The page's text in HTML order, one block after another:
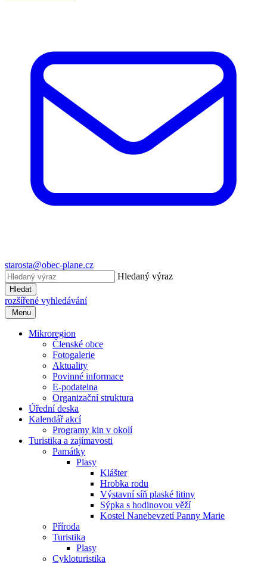
starosta@obec-plane.cz
Hledaný výraz
Hledat
rozšířené vyhledávání
Menu
Mikroregion
Členské obce
Fotogalerie
Aktuality
Povinné informace
E-podatelna
Organizační struktura
Úřední deska
Kalendář akcí
Programy kin v okolí
Turistika a zajímavosti
Památky
Plasy
Klášter
Hrobka rodu
Výstavní síň plaské litiny
Sýpka s hodinovou věží
Kostel Nanebevzetí Panny Marie
Příroda
Turistika
Plasy
Cykloturistika